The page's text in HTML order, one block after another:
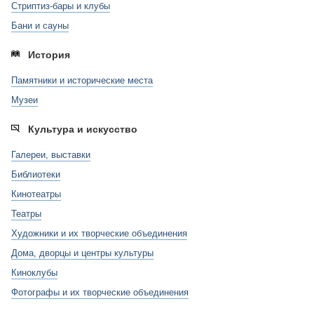
Стриптиз-бары и клубы
Бани и сауны
История
Памятники и исторические места
Музеи
Культура и искусство
Галереи, выставки
Библиотеки
Кинотеатры
Театры
Художники и их творческие объединения
Дома, дворцы и центры культуры
Киноклубы
Фотографы и их творческие объединения